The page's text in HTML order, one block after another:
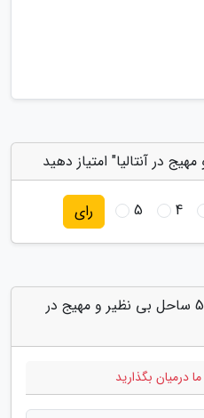
4
5 رای
دیدگاه های مرتبط با "معرفی 5 ساحل بی نظیر و مهیج در
درمیان بگذارید